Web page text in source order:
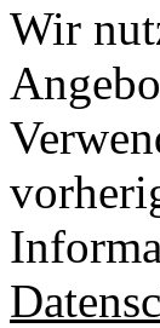
Wir